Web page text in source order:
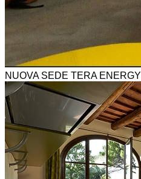
NUOVA SEDE TERA ENERGY